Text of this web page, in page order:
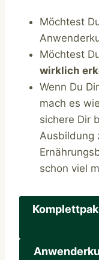
Möchtest
Möchtest
wirklich
Wenn Du
mach es
sichere Dir
Ausbildung
schon viel